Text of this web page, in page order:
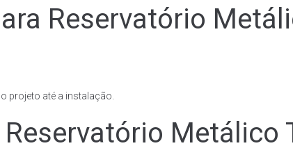
Reservatório
projeto até a instalação.
Metálico